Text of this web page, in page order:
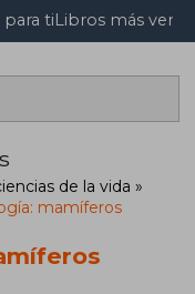
tiLibros más
de la vida
mamíferos